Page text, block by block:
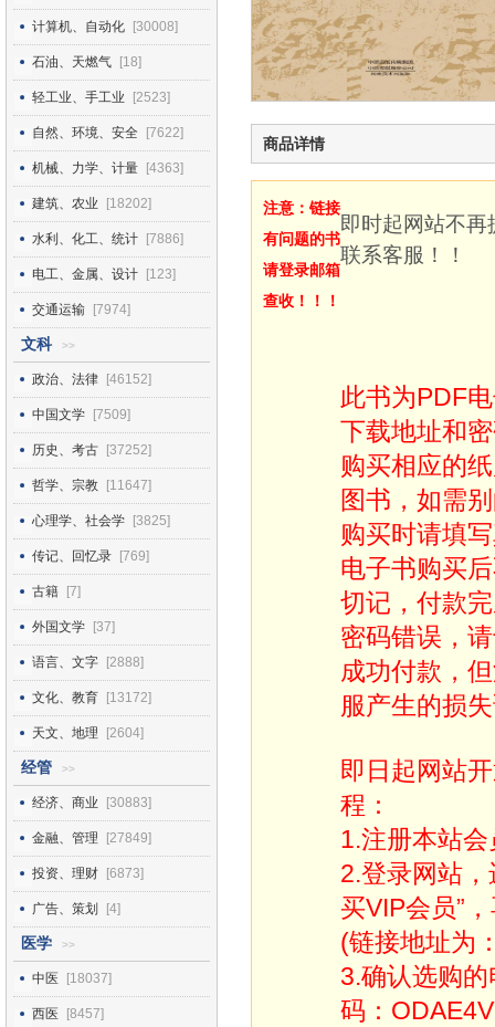
计算机、自动化 [30008]
石油、天燃气 [18]
轻工业、手工业 [2523]
自然、环境、安全 [7622]
机械、力学、计量 [4363]
建筑、农业 [18202]
水利、化工、统计 [7886]
电工、金属、设计 [123]
交通运输 [7974]
文科 >>
政治、法律 [46152]
中国文学 [7509]
历史、考古 [37252]
哲学、宗教 [11647]
心理学、社会学 [3825]
传记、回忆录 [769]
古籍 [7]
外国文学 [37]
语言、文字 [2888]
文化、教育 [13172]
天文、地理 [2604]
经管 >>
经济、商业 [30883]
金融、管理 [27849]
投资、理财 [6873]
广告、策划 [4]
医学 >>
中医 [18037]
西医 [8457]
商品详情
注意：链接
有问题的书
请登录邮箱
查收！！！
即时起网站不
联系客服！！
此书为PDF
下载地址和
购买相应的
图书，如需
购买时请填
电子书购买
切记，付款
密码错误，
成功付款，
服产生的损
即日起网站
程：
1.注册本站会
2.登录网站，
买VIP会员”
(链接地址为
3.确认选购
码：